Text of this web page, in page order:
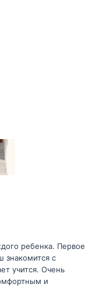
ребенка. Первое
знакомится с
учится. Очень
и